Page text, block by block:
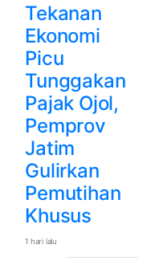
Tekanan
Ekonomi
Picu
Tunggakan
Pajak Ojol,
Pemprov
Jatim
Gulirkan
Pemutihan
Khusus
1 hari lalu